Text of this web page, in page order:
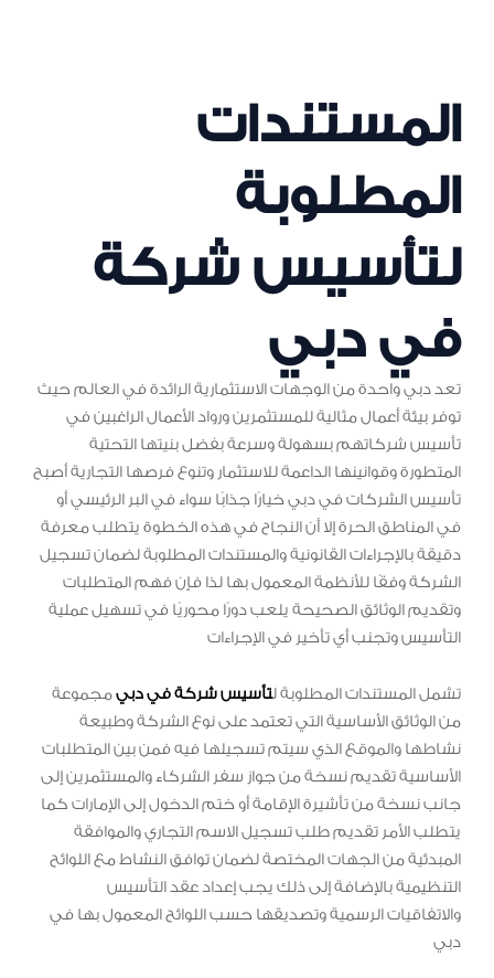
المستندات
المطلوبة
لتأسيس شركة
في دبي
تعد دبي واحدة من الوجهات الاستثمارية الرائدة في العالم حيث
توفر بيئة أعمال مثالية للمستثمرين ورواد الأعمال الراغبين في
تأسيس شركاتهم بسهولة وسرعة بفضل بنيتها التحتية
المتطورة وقوانينها الداعمة للاستثمار وتنوع فرصها التجارية أصبح
تأسيس الشركات في دبي خيارًا جذابًا سواء في البر الرئيسي أو
في المناطق الحرة إلا أن النجاح في هذه الخطوة يتطلب معرفة
دقيقة بالإجراءات القانونية والمستندات المطلوبة لضمان تسجيل
الشركة وفقًا للأنظمة المعمول بها لذا فإن فهم المتطلبات
وتقديم الوثائق الصحيحة يلعب دورًا محوريًا في تسهيل عملية
التأسيس وتجنب أي تأخير في الإجراءات
تشمل المستندات المطلوبة لتأسيس شركة في دبيمجموعة
من الوثائق الأساسية التي تعتمد على نوع الشركة وطبيعة
نشاطها والموقع الذي سيتم تسجيلها فيه فمن بين المتطلبات
الأساسية تقديم نسخة من جواز سفر الشركاء والمستثمرين إلى
جانب نسخة من تأشيرة الإقامة أو ختم الدخول إلى الإمارات كما
يتطلب الأمر تقديم طلب تسجيل الاسم التجاري والموافقة
المبدئية من الجهات المختصة لضمان توافق النشاط مع اللوائح
التنظيمية بالإضافة إلى ذلك يجب إعداد عقد التأسيس
والاتفاقيات الرسمية وتصديقها حسب اللوائح المعمول بها في
دبي